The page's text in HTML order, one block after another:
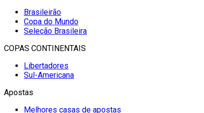
Brasileirão
Copa do Mundo
Seleção Brasileira
COPAS CONTINENTAIS
Libertadores
Sul-Americana
Apostas
Melhores casas de apostas